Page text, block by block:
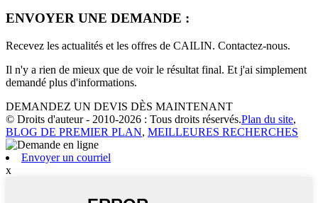
ENVOYER UNE DEMANDE :
Recevez les actualités et les offres de CAILIN. Contactez-nous.
Il n'y a rien de mieux que de voir le résultat final. Et j'ai simplement
demandé plus d'informations.
DEMANDEZ UN DEVIS DÈS MAINTENANT
© Droits d'auteur - 2010-2026 : Tous droits réservés.Plan du site,
BLOG DE PREMIER PLAN, MEILLEURES RECHERCHES
Envoyer un courriel
x